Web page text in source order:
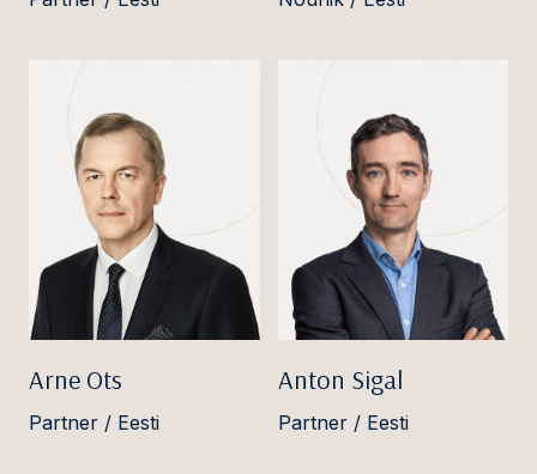
Arne Ots
Partner / Eesti
Anton Sigal
Partner / Eesti